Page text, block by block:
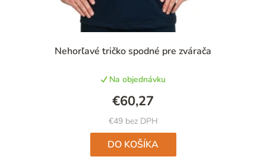
Nehorľavé tričko spodné pre zvárača
Na objednávku
€49 bez DPH
€60,27
DO KOŠÍKA